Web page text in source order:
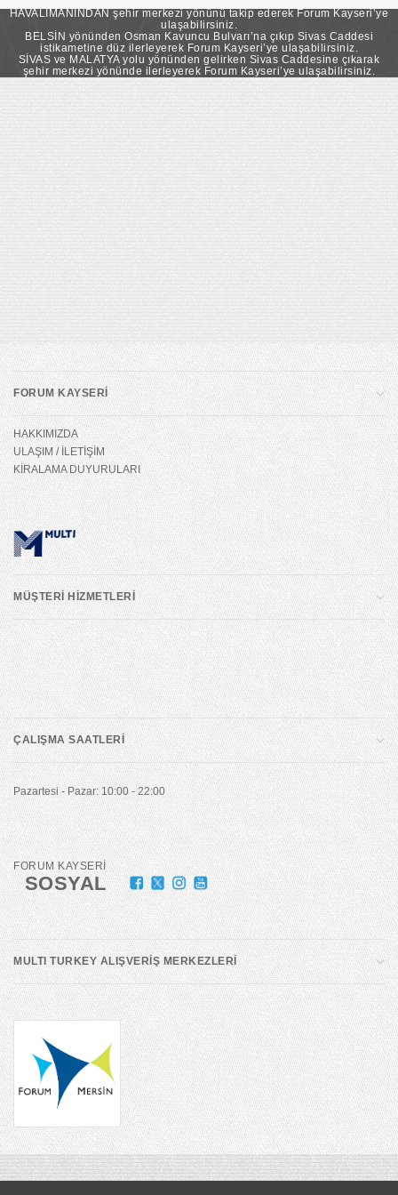
HAVALİMANINDAN şehir merkezi yönünü takip ederek Forum Kayseri’ye
ulaşabilirsiniz.
BELSİN yönünden Osman Kavuncu Bulvarı’na çıkıp Sivas Caddesi
istikametine düz ilerleyerek Forum Kayseri’ye ulaşabilirsiniz.
SİVAS ve MALATYA yolu yönünden gelirken Sivas Caddesine çıkarak
şehir merkezi yönünde ilerleyerek Forum Kayseri’ye ulaşabilirsiniz.
FORUM KAYSERİ
HAKKIMIZDA
ULAŞIM / İLETİŞİM
KİRALAMA DUYURULARI
MÜŞTERİ HİZMETLERİ
ÇALIŞMA SAATLERİ
Pazartesi - Pazar: 10:00 - 22:00
FORUM KAYSERİ
SOSYAL
MULTI TURKEY ALIŞVERİŞ MERKEZLERİ